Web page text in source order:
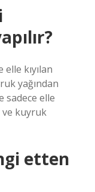
kıyılan
yağından
sadece elle
ve kuyruk
etten